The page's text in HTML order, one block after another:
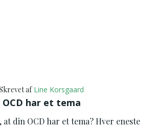
af Line Korsgaard
OCD har et tema
din OCD har et tema? Hver eneste